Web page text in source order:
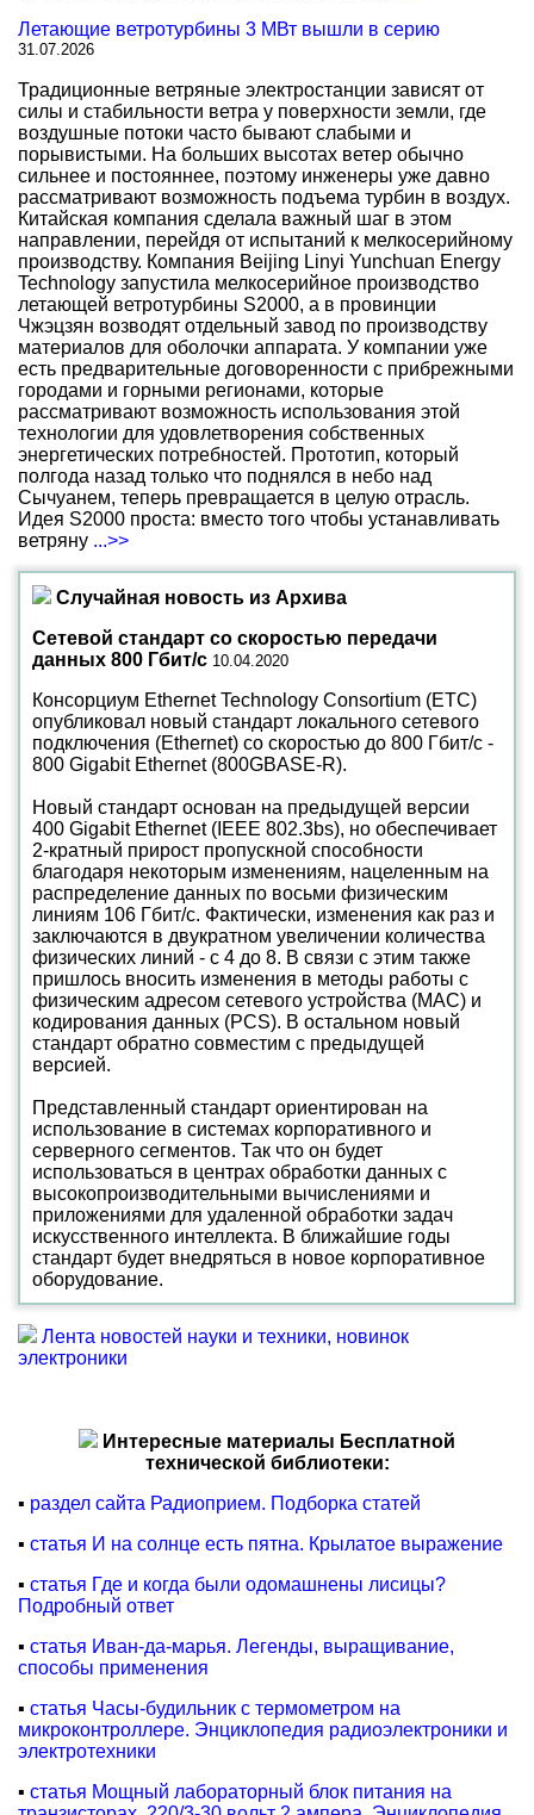
Летающие ветротурбины 3 МВт вышли в серию
31.07.2026
Традиционные ветряные электростанции зависят от
силы и стабильности ветра у поверхности земли, где
воздушные потоки часто бывают слабыми и
порывистыми. На больших высотах ветер обычно
сильнее и постояннее, поэтому инженеры уже давно
рассматривают возможность подъема турбин в воздух.
Китайская компания сделала важный шаг в этом
направлении, перейдя от испытаний к мелкосерийному
производству. Компания Beijing Linyi Yunchuan Energy
Technology запустила мелкосерийное производство
летающей ветротурбины S2000, а в провинции
Чжэцзян возводят отдельный завод по производству
материалов для оболочки аппарата. У компании уже
есть предварительные договоренности с прибрежными
городами и горными регионами, которые
рассматривают возможность использования этой
технологии для удовлетворения собственных
энергетических потребностей. Прототип, который
полгода назад только что поднялся в небо над
Сычуанем, теперь превращается в целую отрасль.
Идея S2000 проста: вместо того чтобы устанавливать
ветряну ...>>
Случайная новость из Архива
Сетевой стандарт со скоростью передачи
данных 800 Гбит/с 10.04.2020
Консорциум Ethernet Technology Consortium (ETC)
опубликовал новый стандарт локального сетевого
подключения (Ethernet) со скоростью до 800 Гбит/с -
800 Gigabit Ethernet (800GBASE-R).
Новый стандарт основан на предыдущей версии
400 Gigabit Ethernet (IEEE 802.3bs), но обеспечивает
2-кратный прирост пропускной способности
благодаря некоторым изменениям, нацеленным на
распределение данных по восьми физическим
линиям 106 Гбит/с. Фактически, изменения как раз и
заключаются в двукратном увеличении количества
физических линий - с 4 до 8. В связи с этим также
пришлось вносить изменения в методы работы с
физическим адресом сетевого устройства (MAC) и
кодирования данных (PCS). В остальном новый
стандарт обратно совместим с предыдущей
версией.
Представленный стандарт ориентирован на
использование в системах корпоративного и
серверного сегментов. Так что он будет
использоваться в центрах обработки данных с
высокопроизводительными вычислениями и
приложениями для удаленной обработки задач
искусственного интеллекта. В ближайшие годы
стандарт будет внедряться в новое корпоративное
оборудование.
Лента новостей науки и техники, новинок
электроники
Интересные материалы Бесплатной
технической библиотеки:
▪ раздел сайта Радиоприем. Подборка статей
▪ статья И на солнце есть пятна. Крылатое выражение
▪ статья Где и когда были одомашнены лисицы?
Подробный ответ
▪ статья Иван-да-марья. Легенды, выращивание,
способы применения
▪ статья Часы-будильник с термометром на
микроконтроллере. Энциклопедия радиоэлектроники и
электротехники
▪ статья Мощный лабораторный блок питания на